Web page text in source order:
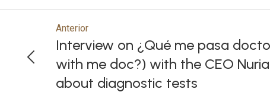
Anterior
Interview on ¿Qué me pasa
with me doc?) with the CEO
about diagnostic tests